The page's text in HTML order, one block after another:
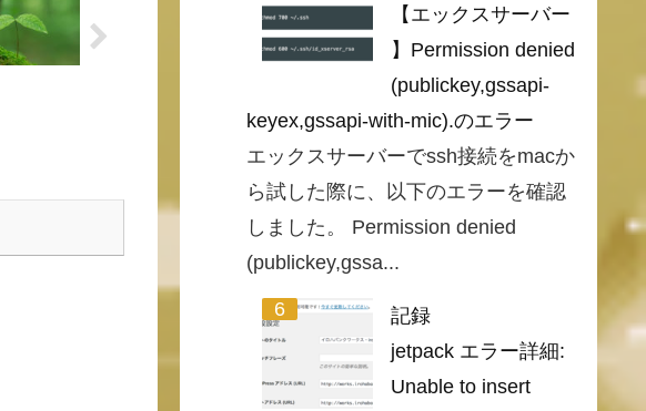
【エックスサーバー
】Permission denied
(publickey,gssapi-
keyex,gssapi-with-mic).のエラー
エックスサーバーでssh接続をmacか
ら試した際に、以下のエラーを確認
しました。 Permission denied
(publickey,gssa...
記録
jetpack エラー詳細:
Unable to insert